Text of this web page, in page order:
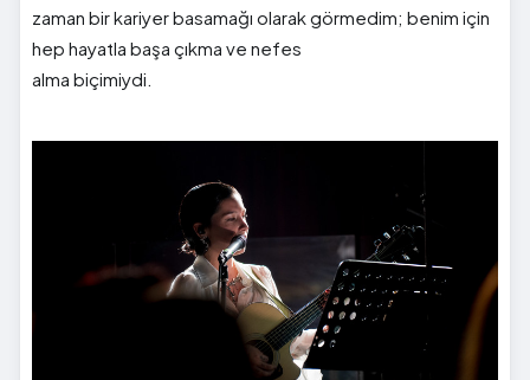
zaman bir kariyer basamağı olarak görmedim; benim için
hep hayatla başa çıkma ve nefes
alma biçimiydi.